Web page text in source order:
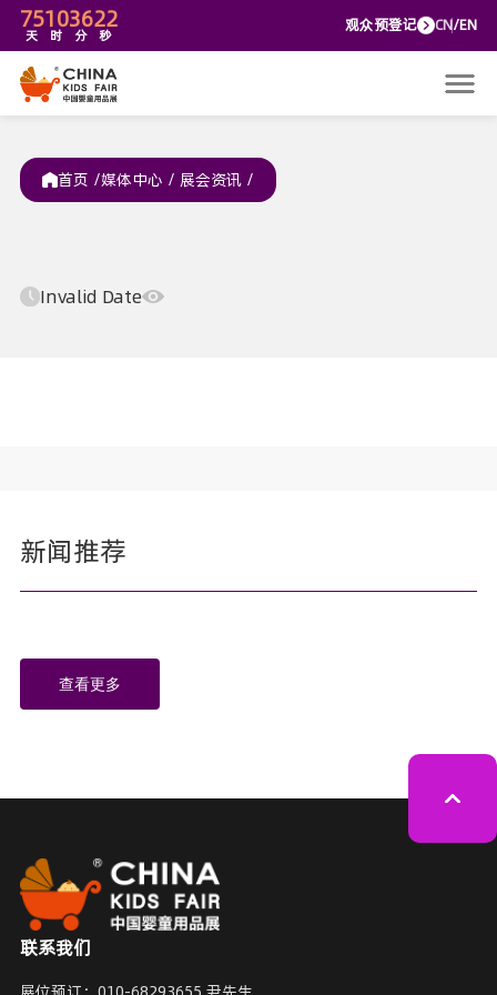
75
天
10
时
36
分
22 观众预
首页 /媒体中心 / 展会资讯 /
Invalid Date
新闻推荐
查看更多
联系我们